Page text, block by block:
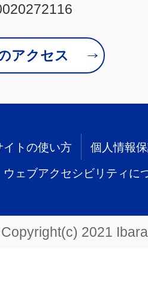
アクセス
イトの使い方 個人情報
ウェブアクセシビリティに
Copyright(c) 2021